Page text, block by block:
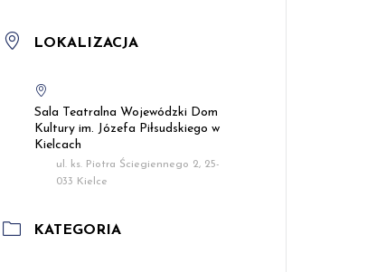
LOKALIZACJA
Sala Teatralna Wojewódzki Dom
Kultury im. Józefa Piłsudskiego w
Kielcach
ul. ks. Piotra Ściegiennego 2, 25-
033 Kielce
KATEGORIA